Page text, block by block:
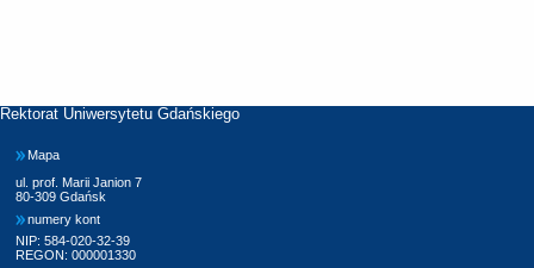
Rektorat Uniwersytetu Gdańskiego
Mapa
ul. prof. Marii Janion 7
80-309 Gdańsk
numery kont
NIP: 584-020-32-39
REGON: 000001330